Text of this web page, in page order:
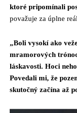
ktoré pripomínali
považuje za úplne
„Boli vysokí ako
mramorových
láskavosti. Hoci
Povedali mi, že
skutočný začína až